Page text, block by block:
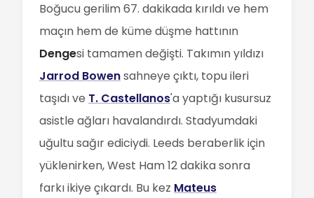
Boğucu gerilim 67. dakikada kırıldı ve hem
maçın hem de küme düşme hattının
Dengesi tamamen değişti. Takımın yıldızı
Jarrod Bowensahneye çıktı, topu ileri
taşıdı ve T. Castellanos'a yaptığı kusursuz
asistle ağları havalandırdı. Stadyumdaki
uğultu sağır ediciydi. Leeds beraberlik için
yüklenirken, West Ham 12 dakika sonra
farkı ikiye çıkardı. Bu kez Mateus